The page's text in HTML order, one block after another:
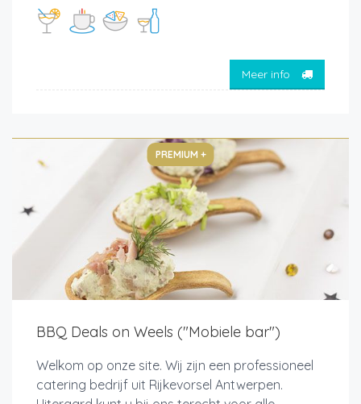
Meer info
PREMIUM +
BBQ Deals on Weels ("Mobiele bar")
Welkom op onze site. Wij zijn een professioneel
catering bedrijf uit Rijkevorsel Antwerpen.